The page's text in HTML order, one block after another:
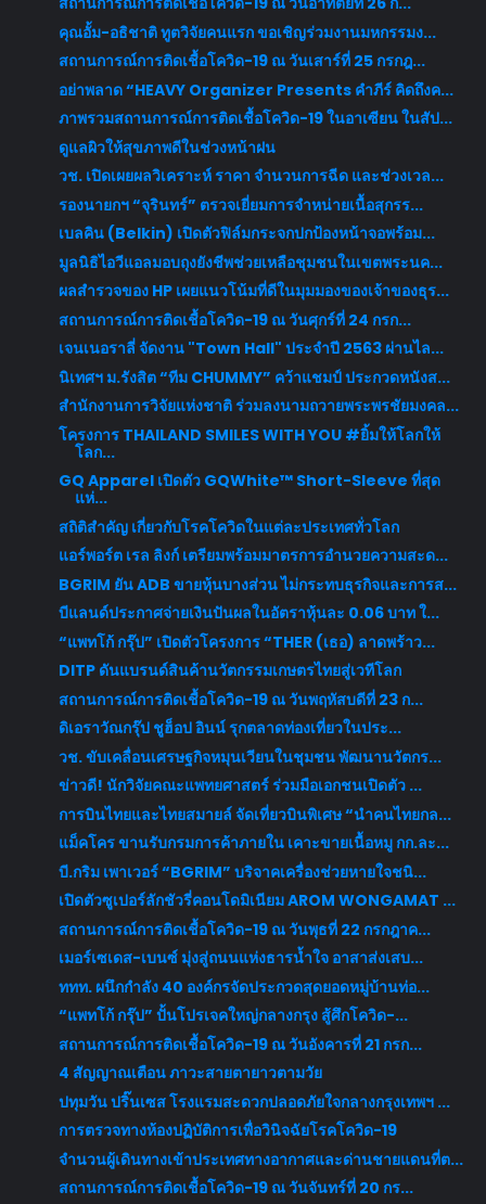
คุณอั้ม-อธิชาติ ทูตวิจัยคนแรก ขอเชิญร่วมงานมหกรรมง...
สถานการณ์การติดเชื้อโควิด-19 ณ วันเสาร์ที่ 25 กรกฎ...
อย่าพลาด​ “HEAVY Organizer Presents คำภีร์ คิดถึงค...
ภาพรวมสถานการณ์การติดเชื้อโควิด-19 ในอาเซียน ในสัป...
ดูแลผิวให้สุขภาพดีในช่วงหน้าฝน
วช. เปิดเผยผลวิเคราะห์ ราคา จำนวนการฉีด และช่วงเวล...
รองนายกฯ “จุรินทร์” ตรวจเยี่ยมการจำหน่ายเนื้อสุกรร...
เบลคิน (Belkin) เปิดตัวฟิล์มกระจกปกป้องหน้าจอพร้อม...
มูลนิธิไอวีแอลมอบถุงยังชีพช่วยเหลือชุมชนในเขตพระนค...
ผลสำรวจของ HP เผยแนวโน้มที่ดีในมุมมองของเจ้าของธุร...
สถานการณ์การติดเชื้อโควิด-19 ณ วันศุกร์ที่ 24 กรก...
เจนเนอราลี่ จัดงาน "Town Hall" ประจำปี 2563 ผ่านไล...
นิเทศฯ ม.รังสิต “ทีม CHUMMY” คว้าแชมป์ ประกวดหนังส...
สำนักงานการวิจัยแห่งชาติ ร่วมลงนามถวายพระพรชัยมงคล...
โครงการ THAILAND SMILES WITH YOU #ยิ้มให้โลกให้
โลก...
GQ Apparel เปิดตัว GQWhite™ Short-Sleeve ที่สุด
แห่...
สถิติสำคัญ เกี่ยวกับโรคโควิดในแต่ละประเทศทั่วโลก
แอร์พอร์ต เรล ลิงก์ เตรียมพร้อมมาตรการอำนวยความสะด...
BGRIM ยัน ADB ขายหุ้นบางส่วน ไม่กระทบธุรกิจและการส...
บีแลนด์ประกาศจ่ายเงินปันผลในอัตราหุ้นละ 0.06 บาท ใ...
“แพทโก้ กรุ๊ป” เปิดตัวโครงการ “THER (เธอ) ลาดพร้าว...
DITP ดันแบรนด์สินค้านวัตกรรมเกษตรไทยสู่เวทีโลก
สถานการณ์การติดเชื้อโควิด-19 ณ วันพฤหัสบดีที่ 23 ก...
ดิเอราวัณกรุ๊ป ชูฮ็อป อินน์ รุกตลาดท่องเที่ยวในประ...
วช. ขับเคลื่อนเศรษฐกิจหมุนเวียนในชุมชน พัฒนานวัตกร...
ข่าวดี! นักวิจัยคณะแพทยศาสตร์ ร่วมมือเอกชนเปิดตัว ...
การบินไทยและไทยสมายล์ จัดเที่ยวบินพิเศษ “นำคนไทยกล...
แม็คโคร ขานรับกรมการค้าภายใน เคาะขายเนื้อหมู กก.ละ...
บี.กริม เพาเวอร์ “BGRIM” บริจาคเครื่องช่วยหายใจชนิ...
เปิดตัวซูเปอร์ลักชัวรี่คอนโดมิเนียม AROM WONGAMAT ...
สถานการณ์การติดเชื้อโควิด-19 ณ วันพุธที่ 22 กรกฎาค...
เมอร์เซเดส-เบนซ์ มุ่งสู่ถนนแห่งธารน้ำใจ อาสาส่งเสบ...
ททท. ผนึกกำลัง 40 องค์กรจัดประกวดสุดยอดหมู่บ้านท่อ...
“แพทโก้ กรุ๊ป” ปั้นโปรเจคใหญ่กลางกรุง สู้ศึกโควิด-...
สถานการณ์การติดเชื้อโควิด-19 ณ วันอังคารที่ 21 กรก...
4 สัญญาณเตือน ภาวะสายตายาวตามวัย
ปทุมวัน ปริ๊นเซส โรงแรมสะดวกปลอดภัยใจกลางกรุงเทพฯ ...
การตรวจทางห้องปฏิบัติการเพื่อวินิจฉัยโรคโควิด-19
จำนวนผู้เดินทางเข้าประเทศทางอากาศและด่านชายแดนที่ต...
สถานการณ์การติดเชื้อโควิด-19 ณ วันจันทร์ที่ 20 กร...